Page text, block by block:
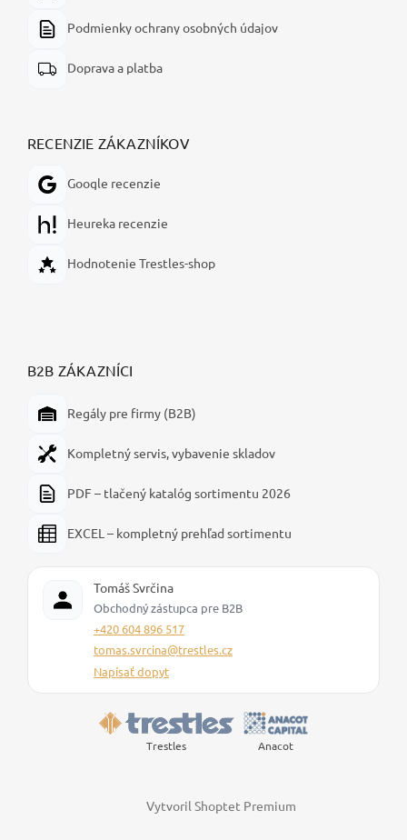
Podmienky ochrany osobných údajov
Doprava a platba
RECENZIE ZÁKAZNÍKOV
Google recenzie
Heureka recenzie
Hodnotenie Trestles-shop
B2B ZÁKAZNÍCI
Regály pre firmy (B2B)
Kompletný servis, vybavenie skladov
PDF – tlačený katalóg sortimentu 2026
EXCEL – kompletný prehľad sortimentu
Tomáš Svrčina
Obchodný zástupca pre B2B
+420 604 896 517
tomas.svrcina@trestles.cz
Napísať dopyt
Trestles Anacot
Vytvoril Shoptet Premium